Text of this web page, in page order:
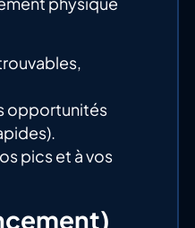
opportunités
pics et à vos